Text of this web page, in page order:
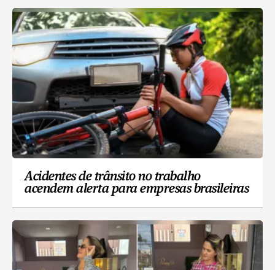
Acidentes de trânsito no trabalho
acendem alerta para empresas brasileiras